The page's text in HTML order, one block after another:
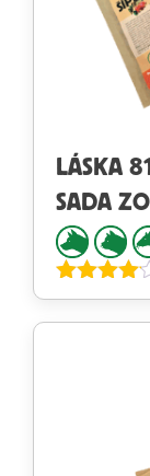
LÁSKA
SADA
Hodnotenie
4.00z 5